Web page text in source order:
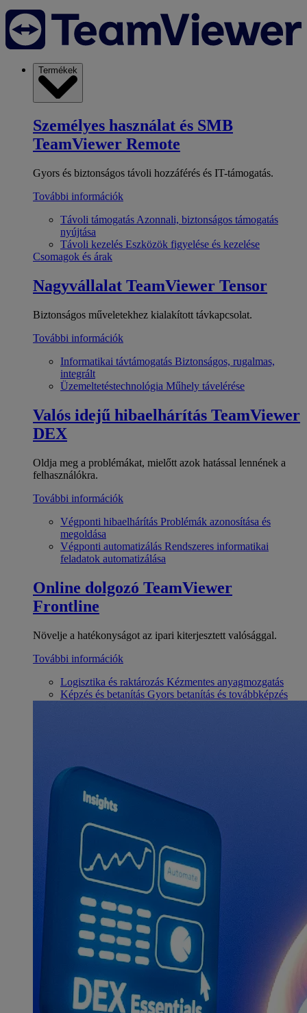
Termékek
Személyes használat és SMB
TeamViewer Remote
Gyors és biztonságos távoli hozzáférés és IT-támogatás.
További információk
Távoli támogatás Azonnali, biztonságos támogatás
nyújtása
Távoli kezelés Eszközök figyelése és kezelése
Csomagok és árak
Nagyvállalat TeamViewer Tensor
Biztonságos műveletekhez kialakított távkapcsolat.
További információk
Informatikai távtámogatás Biztonságos, rugalmas,
integrált
Üzemeltetéstechnológia Műhely távelérése
Valós idejű hibaelhárítás TeamViewer
DEX
Oldja meg a problémákat, mielőtt azok hatással lennének a
felhasználókra.
További információk
Végponti hibaelhárítás Problémák azonosítása és
megoldása
Végponti automatizálás Rendszeres informatikai
feladatok automatizálása
Online dolgozó TeamViewer
Frontline
Növelje a hatékonyságot az ipari kiterjesztett valósággal.
További információk
Logisztika és raktározás Kézmentes anyagmozgatás
Képzés és betanítás Gyors betanítás és továbbképzés